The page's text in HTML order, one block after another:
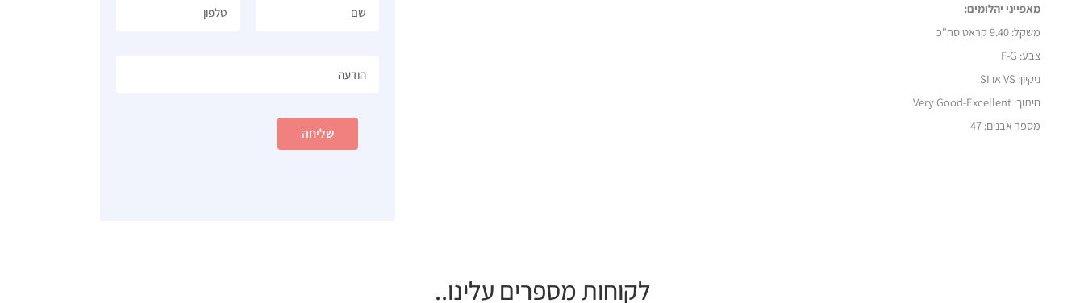
מאפייני יהלומים:
משקל: 9.40 קראט סה"כ
צבע: F-G
ניקיון: VS או SI
חיתוך: Very Good-Excellent
מספר אבנים: 47
שליחה
לקוחות מספרים עלינו..